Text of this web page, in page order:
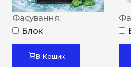
Фасування:
Блок
В Кошик